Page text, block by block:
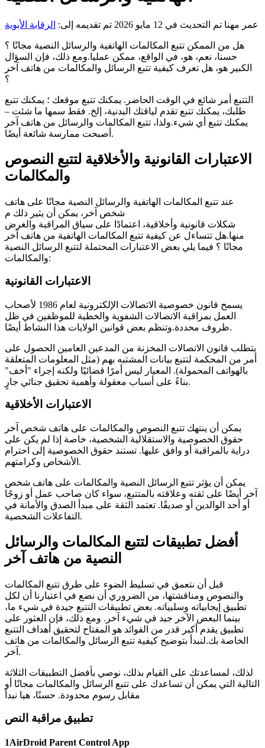
عمر مهنا تم التحديث في 12 مايو 2026 تم تقديمه إلى: الرقابة الأبوية
هل من الممكن تتبع المكالمات الهاتفية والرسائل النصية مجانًا ؟
حسنا، نعم، هو، في الواقع، ممكن عمليا.ومع ذلك، فإن السؤال
الكبير هو، هل تعرف كيفية تتبع الرسائل والمكالمات من هاتف آخر
التتبع أمر شائع في الوقت الحاضر. يمكنك تتبع موقعك ؛ يمكنك تتبع
طلبك، يمكنك تتبع تقدم لياقتك البدنية، إلخ. فقط سمها ما شئت –
يمكنك تتبع أي شيء.ولذا، تتبع المكالمات والرسائل من هاتف آخر
أصبحت ممارسة شائعة أيضًا.
الاعتبارات القانونية والأخلاقية لتتبع النصوص
والمكالمات
عند تتبع المكالمات الهاتفية والرسائل النصية مجانًا على هاتف
شخص آخر، يمكن أن يثير ذلك م
شكلات قانونية وأخلاقية، اعتمادًا على سياق المراقبة والغرض
منها.هل تتساءل عن كيفية تتبع المكالمات الهاتفية من هاتف آخر
مجانًا ؟ فيما يلي بعض الاعتبارات المحتملة لتتبع الرسائل النصية
والمكالمات:
الاعتبارات القانونية
يسمح قانون خصوصية الاتصالات الإلكترونية لعام 1986 لأصحاب
العمل بمراقبة الاتصالات الشفوية والخطية للموظفين في ظل
ظروف محددة.وتنظم بعض قوانين الولايات هذا النشاط أيضًا.
يتطلب قانون الاتصالات المخزنة من المدعين العامين الحصول على
أمر من المحكمة لتتبع بيانات المشتبه بهم (مثل المعلومات المتعلقة
بالهواتف المحمولة). المعيار ليس أمرًا قضائيًا ولكنه إجراء "أخف"
بناءً على أسباب معقولة وأهمية تحقيق جنائي جارٍ.
الاعتبارات الأخلاقية
يمكن أن ينتهك تتبع النصوص والمكالمات على هاتف شخص آخر
حقوق الخصوصية والاستقلالية الشخصية، خاصة إذا لم يكن على
دراية بالمراقبة أو وافق عليها. تستند حقوق الخصوصية إلى احترام
الأشخاص وكرامتهم.
يمكن أن يؤثر تتبع الرسائل النصية والمكالمات على هاتف شخص
آخر أيضًا على ثقته وعلاقته بالمتتبع، سواء كان صاحب عمل أو زوجًا
أو أحد الوالدين أو صديقًا. تعتمد الثقة على مبدأ الصدق والأمانة في
التفاعلات الشخصية.
أفضل تطبيقات لتتبع المكالمات والرسائل
النصية من هاتف آخر
قبل أن نتعمق في تسليط الضوء على طرق تتبع المكالمات
والنصوص ومناقشتها، من الضروري أن نضع في اعتبارنا أن لكل
تطبيق إيجابياته وسلبياته. بعض تطبيقات التتبع جيدة في شيء ما،
بينما البعض الآخر جيد في شيء آخر. ومع ذلك، فإن العثور على
تطبيق يقدم أكبر قدر من الفوائد هو المفتاح لتحقيق أهداف التتبع
الخاصة بك.لنبدأ بتوضيح كيفية تتبع الرسائل والمكالمات من هاتف
آخر.
لذلك، لمساعدتك على القيام بذلك، نوصي بأفضل التطبيقات الثلاثة
التالية التي يمكن أن تساعدك على تتبع الرسائل والمكالمات مجانًا أو
مقابل رسوم محدودة. حسنًا، هيا نبدأ
تطبيق مراقبة النص
1AirDroid Parent Control App